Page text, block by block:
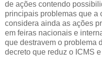
de ações contendo
principais problemas que a
considera ainda as ações
em feiras nacionais e
que destravem o problema
decreto que reduz o ICMS